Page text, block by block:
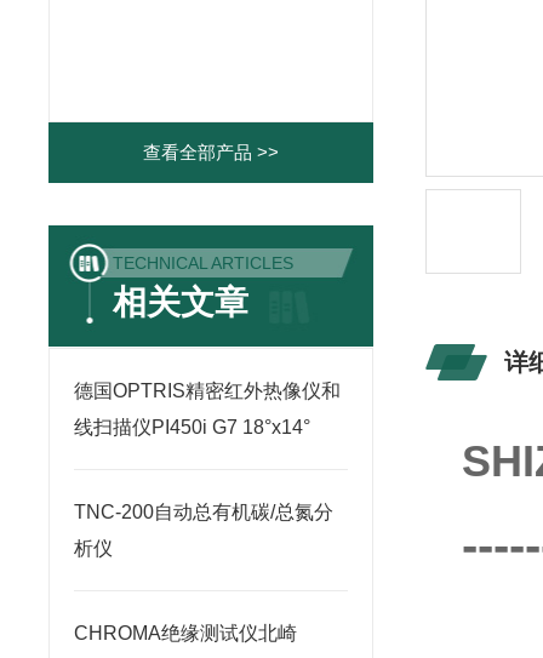
查看全部产品 >>
TECHNICAL ARTICLES
相关文章
德国OPTRIS精密红外热像仪和
线扫描仪PI450i G7 18°x14°
TNC-200自动总有机碳/总氮分
析仪
CHROMA绝缘测试仪北崎
详